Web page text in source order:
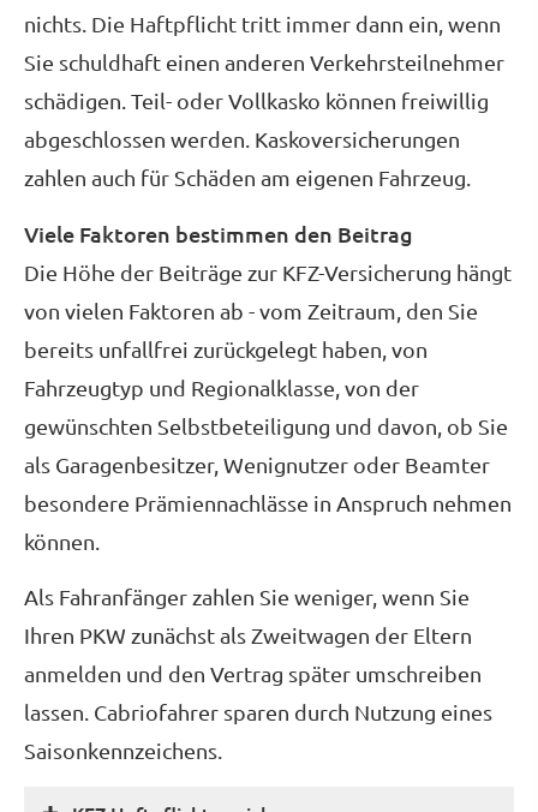
nichts. Die Haft­pflicht tritt immer dann ein, wenn
Sie schuldhaft einen anderen Verkehrsteilnehmer
schädigen. Teil- oder Vollkasko können freiwillig
abgeschlossen werden. Kaskoversicherungen
zahlen auch für Schäden am eigenen Fahrzeug.
Viele Faktoren bestimmen den Beitrag
Die Höhe der Beiträge zur KFZ-Versicherung hängt
von vielen Faktoren ab - vom Zeitraum, den Sie
bereits unfallfrei zurückgelegt haben, von
Fahrzeugtyp und Regionalklasse, von der
gewünschten Selbstbeteiligung und davon, ob Sie
als Garagenbesitzer, Wenignutzer oder Beamter
besondere Prämiennachlässe in Anspruch nehmen
können.
Als Fahranfänger zahlen Sie weniger, wenn Sie
Ihren PKW zunächst als Zweitwagen der Eltern
anmelden und den Vertrag später umschreiben
lassen. Cabriofahrer sparen durch Nutzung eines
Saisonkennzeichens.